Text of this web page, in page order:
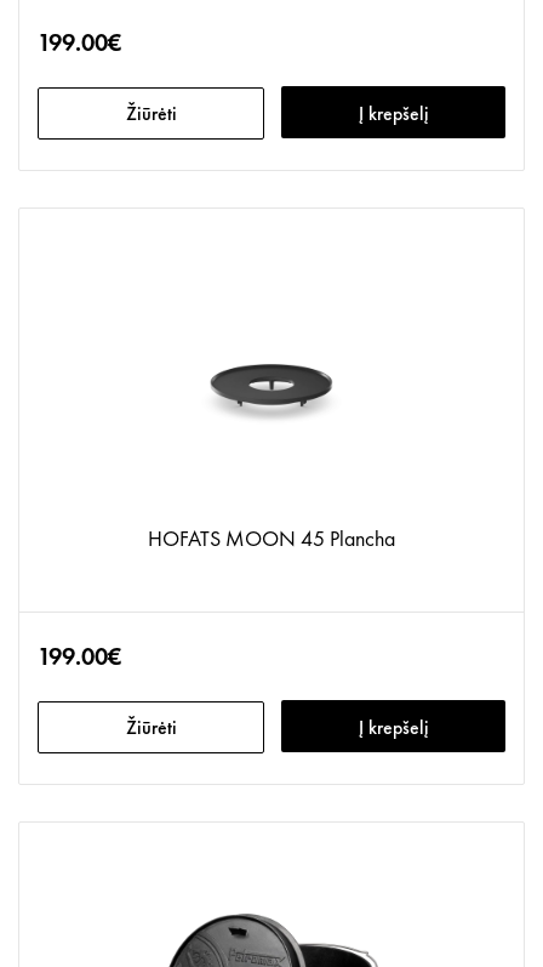
199.00€
Žiūrėti Į krepšelį
HOFATS MOON 45 Plancha
199.00€
Žiūrėti Į krepšelį